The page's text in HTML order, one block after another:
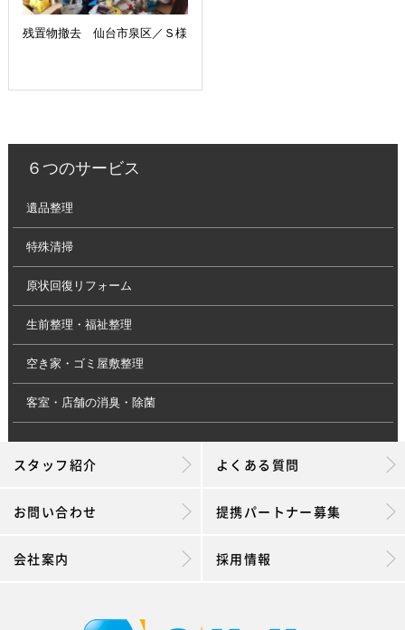
残置物撤去 仙台市泉区／Ｓ様
６つのサービス
遺品整理
特殊清掃
原状回復リフォーム
生前整理・福祉整理
空き家・ゴミ屋敷整理
客室・店舗の消臭・除菌
スタッフ紹介 よくある質問
お問い合わせ 提携パートナー募集
会社案内 採用情報